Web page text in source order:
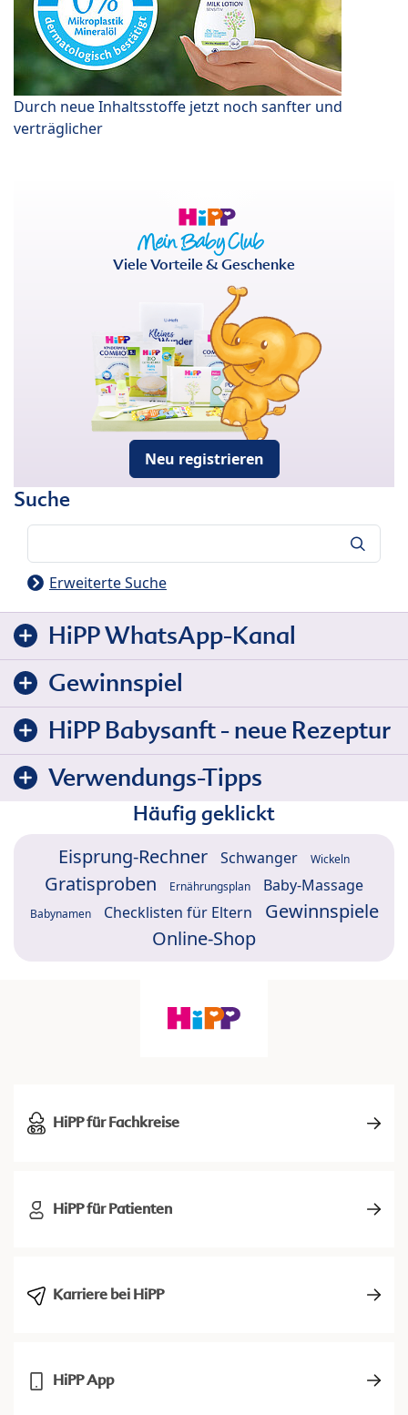
Durch neue Inhaltsstoffe jetzt noch sanfter und
verträglicher
Viele Vorteile & Geschenke
Neu registrieren
Suche
Erweiterte Suche
HiPP WhatsApp-Kanal
Gewinnspiel
HiPP Babysanft - neue Rezeptur
Verwendungs-Tipps
Häufig geklickt
Eisprung-Rechner Schwanger Wickeln
Gratisproben Ernährungsplan Baby-Massage
Babynamen Checklisten für Eltern
Gewinnspiele
Online-Shop
HiPP für Fachkreise
HiPP für Patienten
Karriere bei HiPP
HiPP App